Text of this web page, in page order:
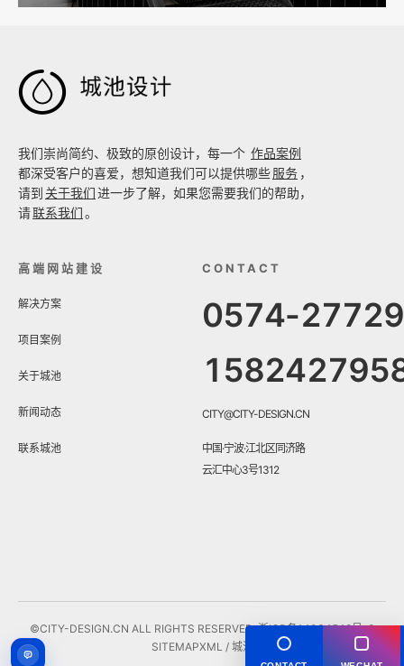

我们崇尚简约、极致的原创设计，每一个 作品案例
都深受客户的喜爱，想知道我们可以提供哪些服务 ，
请到 关于我们进一步了解，如果您需要我们的帮助，
请联系我们。
高端网站建设
解决方案
项目案例
关于城池
新闻动态
联系城池
CONTACT
0574-
CITY@CITY-DESIGN.CN
中国·宁波·江北区同济路
云汇中心3号1312
©CITY-DESIGN.CN ALL RIGHTS RESERVED.浙ICP备14034548号-3
SITEMAPXML / 城池